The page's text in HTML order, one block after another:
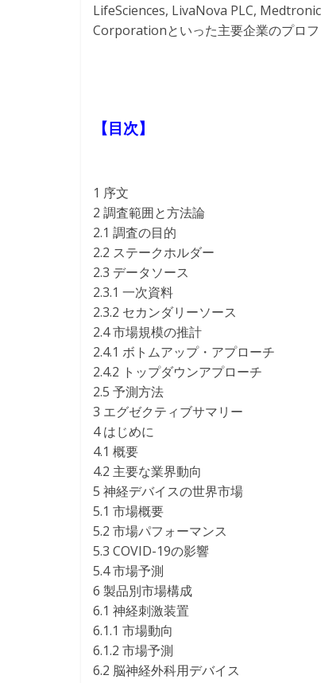
LifeSciences, LivaNova PLC,
Corporationといった主要企業のプロフ
【目次】
1 序文
2 調査範囲と方法論
2.1 調査の目的
2.2 ステークホルダー
2.3 データソース
2.3.1 一次資料
2.3.2 セカンダリーソース
2.4 市場規模の推計
2.4.1 ボトムアップ・アプローチ
2.4.2 トップダウンアプローチ
2.5 予測方法
3 エグゼクティブサマリー
4 はじめに
4.1 概要
4.2 主要な業界動向
5 神経デバイスの世界市場
5.1 市場概要
5.2 市場パフォーマンス
5.3 COVID-19の影響
5.4 市場予測
6 製品別市場構成
6.1 神経刺激装置
6.1.1 市場動向
6.1.2 市場予測
6.2 脳神経外科用デバイス